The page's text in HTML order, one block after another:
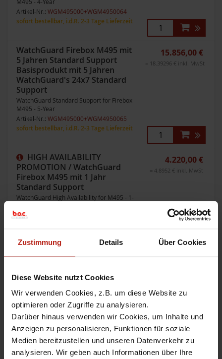
Zustimmung Details Über Cookies
Diese Website nutzt Cookies
Wir verwenden Cookies, z.B. um diese Website zu
optimieren oder Zugriffe zu analysieren.
Darüber hinaus verwenden wir Cookies, um Inhalte und
Anzeigen zu personalisieren, Funktionen für soziale
Medien bereitzustellen und unseren Datenverkehr zu
analysieren. Wir geben auch Informationen über Ihre
Artikel-Nr.: WGM495000+WGM4950064
sofort bestellbar, i.d.R. 2-3 Tage Lieferzeit
WatchGuard Firebox M495 mit
5 Jahren Standard Support
Basisprodukt mit 5 Jahren
WatchGuard's 24x7 Standard
Support
WatchGuard Standard Support for Firebox
M495 - 5-Year
Artikel-Nr.: WGM495000+WGM4950065
sofort bestellbar, i.d.R. 2-3 Tage Lieferzeit
15.856,00 €
= 18.39296 € inkl. MwSt
HIGH AVAILABILITY
PROMOTION / WatchGuard
Firebox M495 mit 1 Jahr
Standard Support
WatchGuard High Availability for M495 - 1-
Artikel-Nr.:
4.220,00 €
= 4.8952 € inkl. MwSt
HIGH AVAILABILITY
Firebox M495 mit 3 Jahren
WatchGuard High Availability for M495 - 3-
Year
Artikel-Nr.: WGM495000+WGM4951603
WatchGuard High Availability
9.078,00 €